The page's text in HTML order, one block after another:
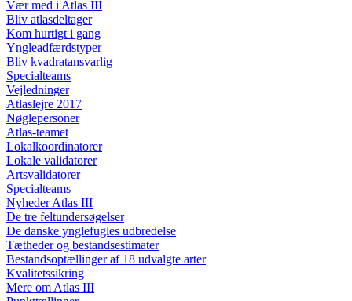
Vær med i Atlas III
Bliv atlasdeltager
Kom hurtigt i gang
Yngleadfærdstyper
Bliv kvadratansvarlig
Specialteams
Vejledninger
Atlaslejre 2017
Nøglepersoner
Atlas-teamet
Lokalkoordinatorer
Lokale validatorer
Artsvalidatorer
Specialteams
Nyheder Atlas III
De tre feltundersøgelser
De danske ynglefugles udbredelse
Tætheder og bestandsestimater
Bestandsoptællinger af 18 udvalgte arter
Kvalitetssikring
Mere om Atlas III